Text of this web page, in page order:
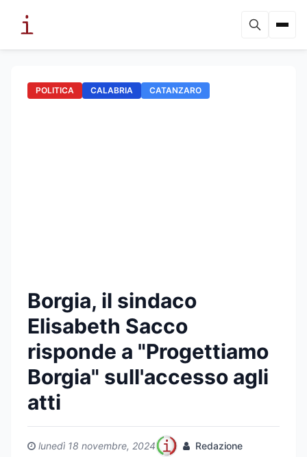
POLITICA CALABRIA CATANZARO
Borgia, il sindaco
Elisabeth Sacco
risponde a "Progettiamo
Borgia" sull'accesso agli
atti
lunedì 18 novembre, 2024 Redazione